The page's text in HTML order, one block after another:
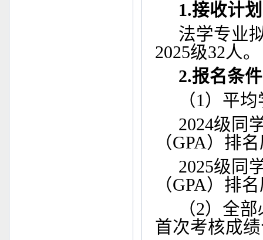
1.接收计划
法学专业
2025级32人。
2.报名条件
（1 ）平
2024级同
（GPA）排
2025级同
（GPA）排
（2）全
首次考核成